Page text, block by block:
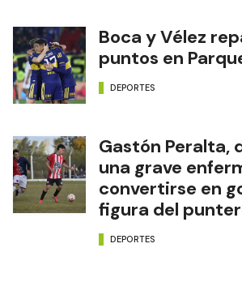
Boca y Vélez
puntos en
DEPORTES
Gastón Peralta,
una grave
convertirse en
figura del
DEPORTES